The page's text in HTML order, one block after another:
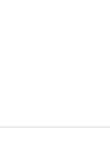
LinkedInissä